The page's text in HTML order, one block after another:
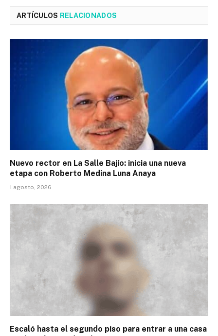
ARTÍCULOS RELACIONADOS
Nuevo rector en La Salle Bajío: inicia una nueva
etapa con Roberto Medina Luna Anaya
1 agosto, 2026
Escaló hasta el segundo piso para entrar a una casa